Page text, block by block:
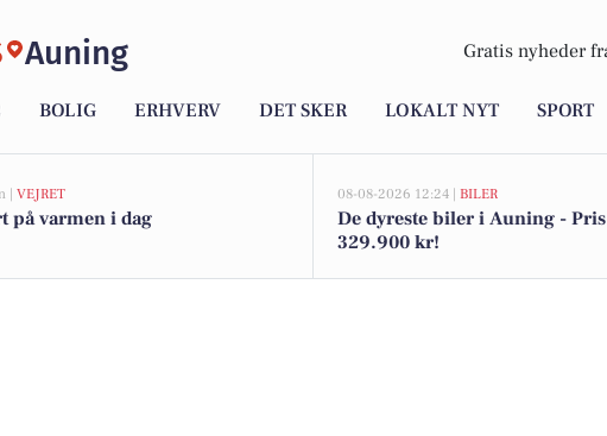
Auning Gratis nyheder
BOLIG ERHVERV DET SKER LOKALT NYT SPORT
| VEJRET
på varmen i dag
08-08-2026 12:24 | BILER
De dyreste biler i Auning -
329.900 kr!